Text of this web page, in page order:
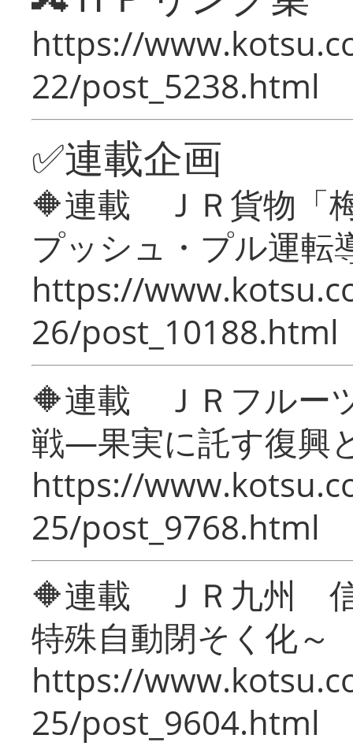
https://
22/post_5238.html
✅連載企画
🔶連載 ＪＲ貨物「
プッシュ・プル運転
https://
26/post_10188.html
🔶連載 ＪＲフルー
戦―果実に託す復興
https://
25/post_9768.html
🔶連載 ＪＲ九州 信
特殊自動閉そく化～
https://
25/post_9604.html